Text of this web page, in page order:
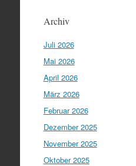
Archiv
Juli 2026
Mai 2026
April 2026
März 2026
Februar 2026
Dezember 2025
November 2025
Oktober 2025